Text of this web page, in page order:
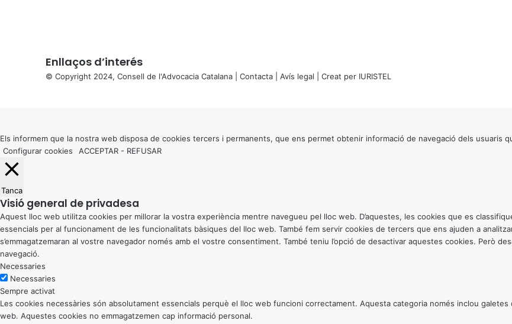
Enllaços d’interés
© Copyright 2024, Consell de l'Advocacia Catalana | Contacta Avís legal | Creat per IURISTEL
button
Els informem que la nostra web disposa de cookies tercers i permanents, que ens permet obtenir informació de navegació dels usuaris
Configurar cookies
ACCEPTAR - REFUSAR
Tanca
Visió general de privadesa
Aquest lloc web utilitza cookies per millorar la vostra experiència mentre navegueu pel lloc web. D’aquestes, les cookies que es
essencials per al funcionament de les funcionalitats bàsiques del lloc web. També fem servir cookies de tercers que ens ajuden a
s’emmagatzemaran al vostre navegador només amb el vostre consentiment. També teniu l’opció de desactivar aquestes cookies. Però
navegació.
Necessaries
Necessaries
Sempre activat
Les cookies necessàries són absolutament essencials perquè el lloc web funcioni correctament. Aquesta categoria només inclou
web. Aquestes cookies no emmagatzemen cap informació personal.